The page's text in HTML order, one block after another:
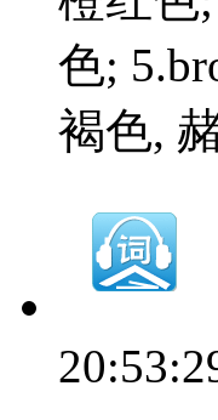
色;
褐色,